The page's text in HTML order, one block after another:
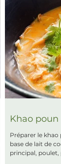
Khao poun
Préparer le
base de lait de
principal, poulet,